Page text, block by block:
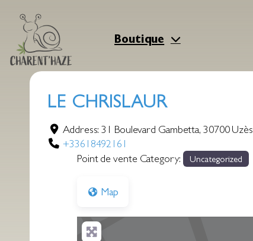
contenu
Boutique
LE CHRISLAUR
Address:31 Boulevard Gambetta,30700 Uzès
+33618492161
Point de vente Category:
Uncategorized
Map